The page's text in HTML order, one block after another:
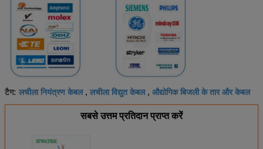
टैग: लचीला नियंत्रण केबल, लचीला विद्युत केबल, औद्योगिक बिजली के तार और केबल
सबसे उत्तम प्रतिदान प्राप्त करें